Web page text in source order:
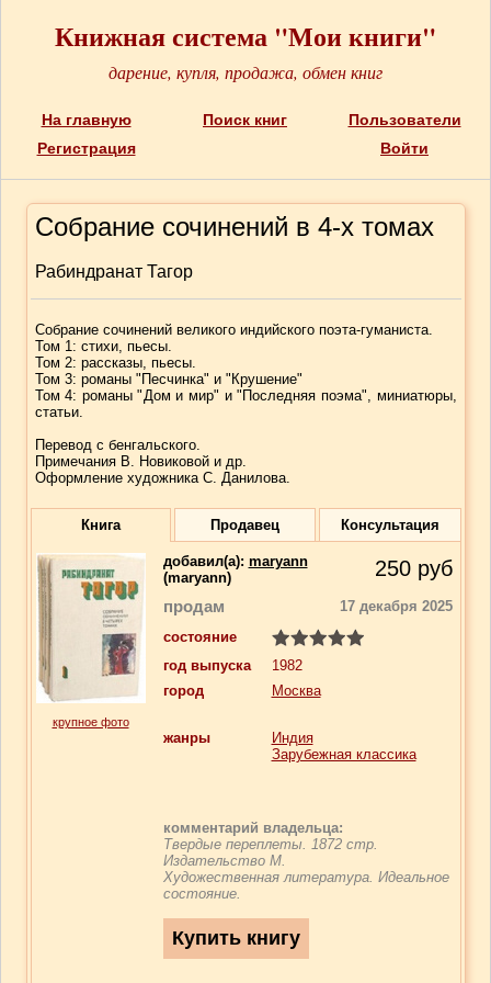
Книжная система "Мои книги"
дарение, купля, продажа, обмен книг
На главную Поиск книг
Пользователи
Регистрация
Войти
Собрание сочинений в 4-х томах
Рабиндранат Тагор
Собрание сочинений великого индийского поэта-гуманиста.
Том 1: стихи, пьесы.
Том 2: рассказы, пьесы.
Том 3: романы "Песчинка" и "Крушение"
Том 4: романы "Дом и мир" и "Последняя поэма", миниатюры,
статьи.
Перевод с бенгальского.
Примечания В. Новиковой и др.
Оформление художника С. Данилова.
Книга Продавец Консультация
крупное фото
добавил(a): maryann
(maryann)
250 руб
продам
17 декабря 2025
состояние
год выпуска
1982
город
Москва
жанры
Индия
Зарубежная классика
комментарий владельца:
Твердые переплеты. 1872 стр.
Издательство М.
Художественная литература. Идеальное
состояние.